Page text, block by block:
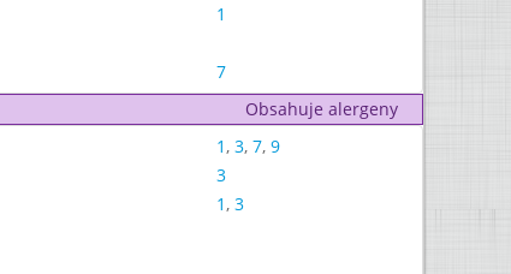
1
7
Obsahuje alergeny
1, 3, 7, 9
3
1, 3